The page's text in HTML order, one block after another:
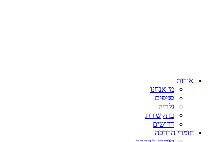
אודות
מי אנחנו
סניפים
גלריה
בתקשורת
דרושים
חומרי הדרכה